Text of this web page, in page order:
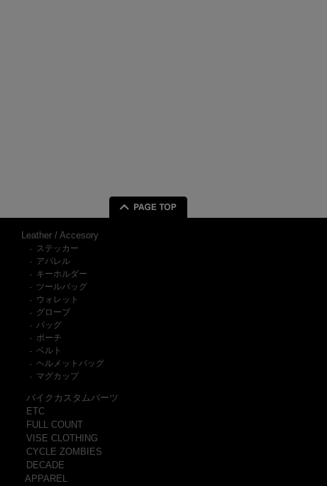
Leather / Accesory
- ステッカー
- アパレル
- キーホルダー
- ツールバッグ
- ウォレット
- グローブ
- バッグ
- ポーチ
- ベルト
- ヘルメットバッグ
- マグカップ
バイクカスタムパーツ
ETC
FULL COUNT
VISE CLOTHING
CYCLE ZOMBIES
DECADE
APPAREL